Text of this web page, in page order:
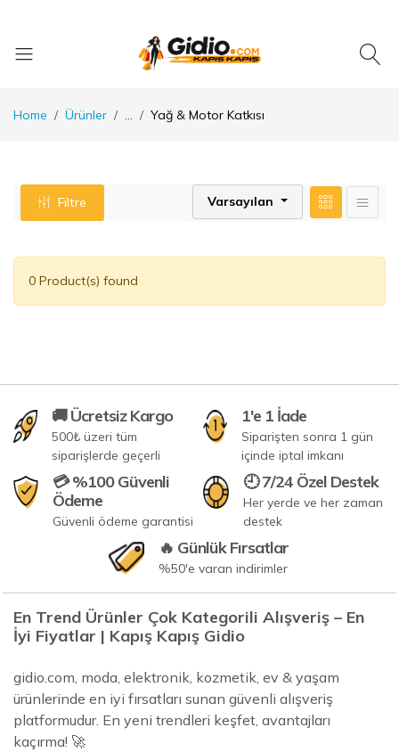
Home Ürünler ... Yağ & Motor Katkısı
Filtre Varsayılan
0 Product(s) found
🚚 Ücretsiz Kargo
500₺ üzeri tüm
siparişlerde geçerli
1'e 1 İade
Siparişten sonra 1 gün
içinde iptal imkanı
💳 %100 Güvenli
Ödeme
Güvenli ödeme garantisi
🕘 7/24 Özel Destek
Her yerde ve her zaman
destek
🔥 Günlük Fırsatlar
%50'e varan indirimler
En Trend Ürünler Çok Kategorili Alışveriş – En
İyi Fiyatlar | Kapış Kapış Gidio
gidio.com, moda, elektronik, kozmetik, ev & yaşam
ürünlerinde en iyi fırsatları sunan güvenli alışveriş
platformudur. En yeni trendleri keşfet, avantajları
kaçırma! 🚀